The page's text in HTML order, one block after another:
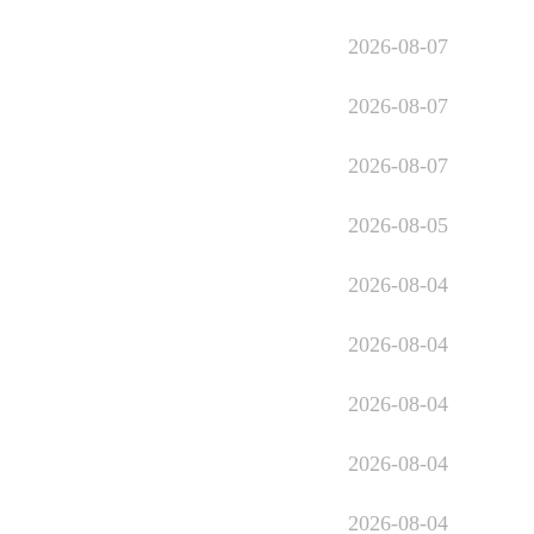
2026-08-07
2026-08-07
2026-08-07
2026-08-05
2026-08-04
2026-08-04
2026-08-04
2026-08-04
2026-08-04